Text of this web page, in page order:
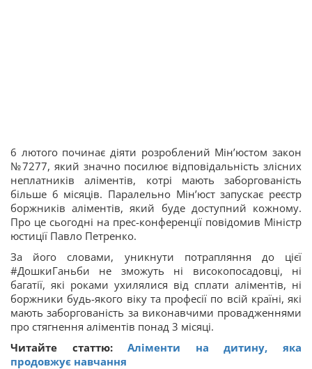
6 лютого починає діяти розроблений Мін’юстом закон
№7277, який значно посилює відповідальність злісних
неплатників аліментів, котрі мають заборгованість
більше 6 місяців. Паралельно Мін’юст запускає реєстр
боржників аліментів, який буде доступний кожному.
Про це сьогодні на прес-конференції повідомив Міністр
юстиції Павло Петренко.
За його словами, уникнути потрапляння до цієї
#ДошкиГаньби не зможуть ні високопосадовці, ні
багатії, які роками ухилялися від сплати аліментів, ні
боржники будь-якого віку та професії по всій країні, які
мають заборгованість за виконавчими провадженнями
про стягнення аліментів понад 3 місяці.
Читайте статтю:Аліменти на дитину, яка
продовжує навчання